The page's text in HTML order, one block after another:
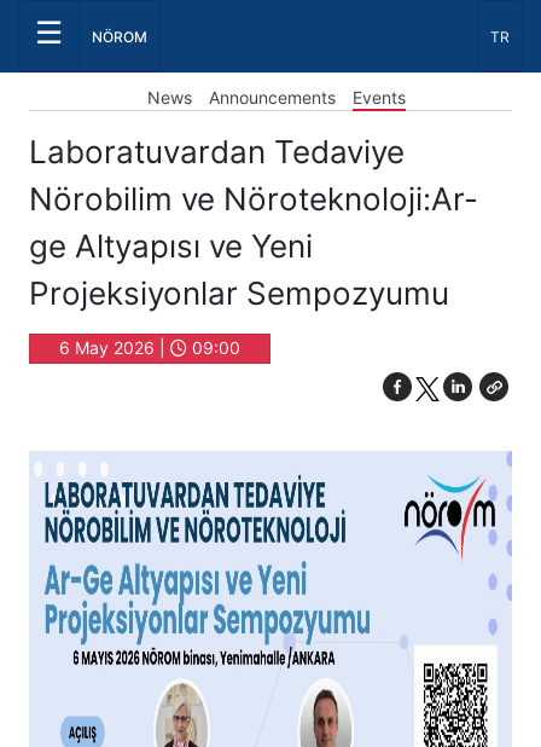
☰ NÖROM Select
TR
Event
News Announcements Events
Laboratuvardan Tedaviye
Nörobilim ve Nöroteknoloji:Ar-
ge Altyapısı ve Yeni
Projeksiyonlar Sempozyumu
6 May 2026 | 09:00